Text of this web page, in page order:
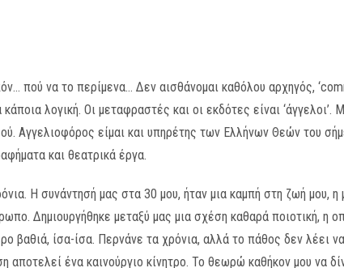
πού να το περίμενα… Δεν αισθάνομαι καθόλου αρχηγός,
λογική. Οι μεταφραστές και οι εκδότες είναι
Αγγελιοφόρος είμαι και υπηρέτης των Ελλήνων Θεών του
και θεατρικά έργα.
Η συνάντησή μας στα 30 μου, ήταν μια καμπή στη ζωή μου, η
Δημιουργήθηκε μεταξύ μας μια σχέση καθαρά ποιοτική, η
βαθιά, ίσα-ίσα. Περνάνε τα χρόνια, αλλά το πάθος δεν λέει
αποτελεί ένα καινούργιο κίνητρο. Το θεωρώ καθήκον μου να